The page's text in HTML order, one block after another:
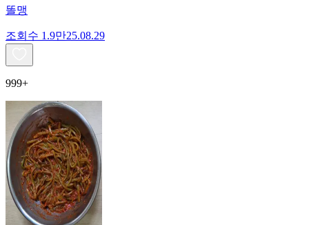
똘맹
조회수 1.9만25.08.29
999+